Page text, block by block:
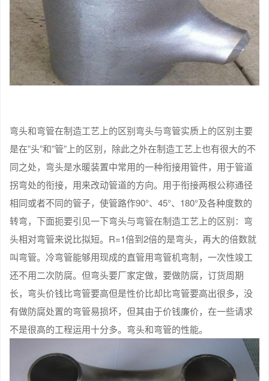
弯头和弯管在制造工艺上的区别弯头与弯管实质上的区别主要
是在”头”和”管”上的区别，除此之外在制造工艺上也有很大的不
同之处，弯头是水暖装置中常用的一种衔接用管件，用于管道
拐弯处的衔接，用来改动管道的方向。用于衔接两根公称通径
相同或者不同的管子，使管路作90°、45°、180°及各种度数的
转弯，下面扼要引见一下弯头与弯管在制造工艺上的区别：弯
头相对弯管来说比拟短。R=1倍到2倍的是弯头，再大的倍数就
叫弯管。冷弯管能够用现成的直管用弯管机弯制，一次性竣工
还不用二次防腐。但弯头要厂家定做，要做防腐，订货周期
长，弯头价钱比弯管要高但是性价比却比弯管要高出很多，没
有做防腐处置的弯管易损坏，但其由于价钱廉价，在一些请求
不是很高的工程运用十分多。弯头和弯管的性能。